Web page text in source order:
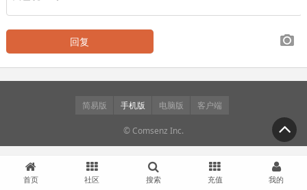
简易版 手机版 电脑版 客户端
© Comsenz Inc.
首页 社区 搜索 充值 我的